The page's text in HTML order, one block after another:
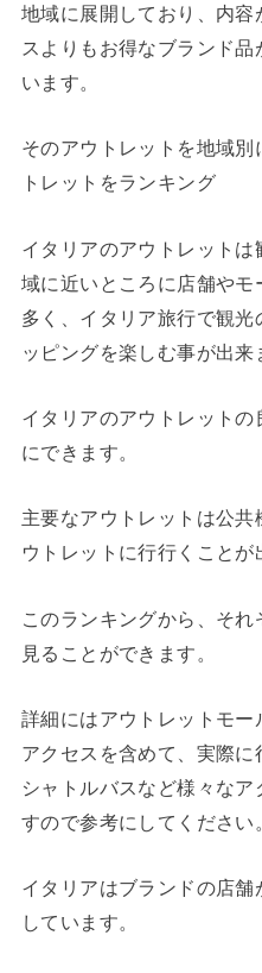
地域に展開しており、内
スよりもお得なブランド
います。
そのアウトレットを地域
トレットをランキング
イタリアのアウトレット
域に近いところに店舗や
多く、イタリア旅行で観
ッピングを楽しむ事が出来
イタリアのアウトレット
にできます。
主要なアウトレットは公
ウトレットに行行くことが
このランキングから、そ
見ることができます。
詳細にはアウトレットモ
アクセスを含めて、実際に
シャトルバスなど様々な
すので参考にしてください
イタリアはブランドの店
しています。